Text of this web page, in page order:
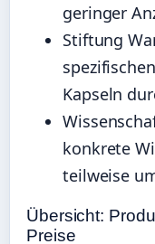
geringer
Stiftung
Kapseln
konkrete
teilweise
Übersicht:
Preise